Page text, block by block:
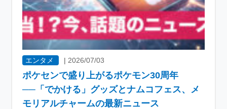
エンタメ | 2026/07/03
ポケセンで盛り上がるポケモン30周年
──「でかける」グッズとナムコフェス、メ
モリアルチャームの最新ニュース